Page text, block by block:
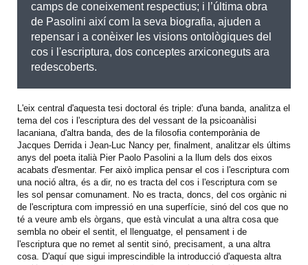
camps de coneixement respectius; i l’última obra
de Pasolini així com la seva biografia, ajuden a
repensar i a conèixer les visions ontològiques del
cos i l'escriptura, dos conceptes arxiconeguts ara
redescoberts.
L'eix central d'aquesta tesi doctoral és triple: d'una banda, analitza el
tema del cos i l'escriptura des del vessant de la psicoanàlisi
lacaniana, d'altra banda, des de la filosofia contemporània de
Jacques Derrida i Jean-Luc Nancy per, finalment, analitzar els últims
anys del poeta italià Pier Paolo Pasolini a la llum dels dos eixos
acabats d'esmentar. Fer això implica pensar el cos i l'escriptura com
una noció altra, és a dir, no es tracta del cos i l'escriptura com se
les sol pensar comunament. No es tracta, doncs, del cos orgànic ni
de l'escriptura com impressió en una superfície, sinó del cos que no
té a veure amb els òrgans, que està vinculat a una altra cosa que
sembla no obeir el sentit, el llenguatge, el pensament i de
l'escriptura que no remet al sentit sinó, precisament, a una altra
cosa. D'aquí que sigui imprescindible la introducció d'aquesta altra